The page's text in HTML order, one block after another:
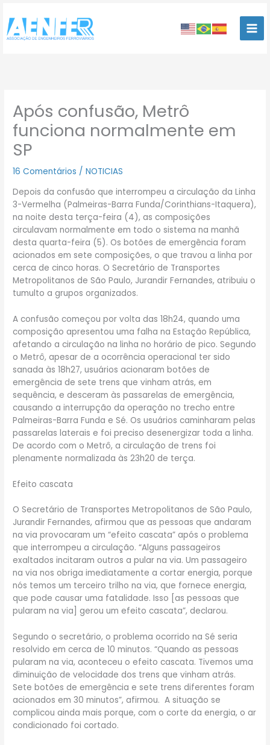
para
conteúdo
Após confusão, Metrô
funciona normalmente em
SP
16 Comentários /NOTICIAS
Depois da confusão que interrompeu a circulação da Linha
3-Vermelha (Palmeiras-Barra Funda/Corinthians-Itaquera),
na noite desta terça-feira (4), as composições
circulavam normalmente em todo o sistema na manhã
desta quarta-feira (5). Os botões de emergência foram
acionados em sete composições, o que travou a linha por
cerca de cinco horas. O Secretário de Transportes
Metropolitanos de São Paulo, Jurandir Fernandes, atribuiu o
tumulto a grupos organizados.
A confusão começou por volta das 18h24, quando uma
composição apresentou uma falha na Estação República,
afetando a circulação na linha no horário de pico. Segundo
o Metrô, apesar de a ocorrência operacional ter sido
sanada às 18h27, usuários acionaram botões de
emergência de sete trens que vinham atrás, em
sequência, e desceram às passarelas de emergência,
causando a interrupção da operação no trecho entre
Palmeiras-Barra Funda e Sé. Os usuários caminharam pelas
passarelas laterais e foi preciso desenergizar toda a linha.
De acordo com o Metrô, a circulação de trens foi
plenamente normalizada às 23h20 de terça.
Efeito cascata
O Secretário de Transportes Metropolitanos de São Paulo,
Jurandir Fernandes, afirmou que as pessoas que andaram
na via provocaram um “efeito cascata” após o problema
que interrompeu a circulação. “Alguns passageiros
exaltados incitaram outros a pular na via. Um passageiro
na via nos obriga imediatamente a cortar energia, porque
nós temos um terceiro trilho na via, que fornece energia,
que pode causar uma fatalidade. Isso [as pessoas que
pularam na via] gerou um efeito cascata”, declarou.
Segundo o secretário, o problema ocorrido na Sé seria
resolvido em cerca de 10 minutos. “Quando as pessoas
pularam na via, aconteceu o efeito cascata. Tivemos uma
diminuição de velocidade dos trens que vinham atrás.
Sete botões de emergência e sete trens diferentes foram
acionados em 30 minutos”, afirmou. A situação se
complicou ainda mais porque, com o corte da energia, o ar
condicionado foi cortado.